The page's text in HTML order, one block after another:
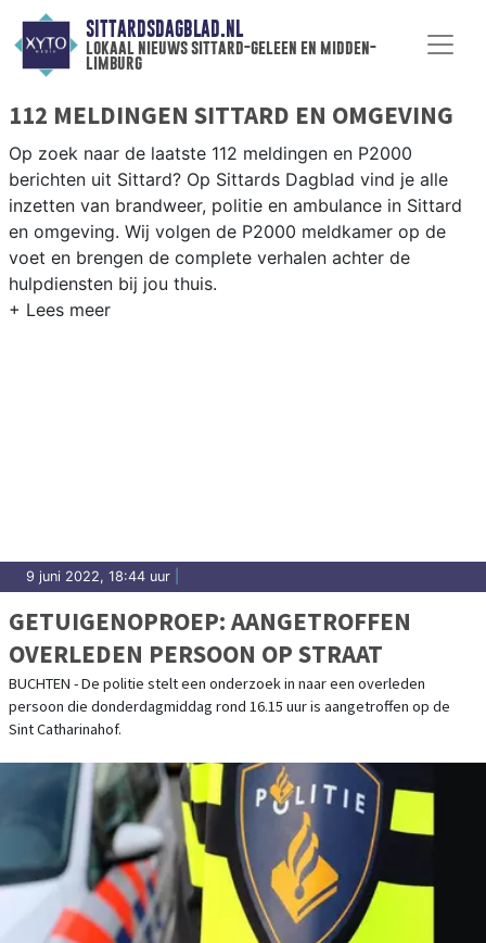
SITTARDSDAGBLAD.NL
lokaal nieuws sittard-geleen en midden-
limburg
112 MELDINGEN SITTARD EN OMGEVING
Op zoek naar de laatste 112 meldingen en P2000
berichten uit Sittard? Op Sittards Dagblad vind je alle
inzetten van brandweer, politie en ambulance in Sittard
en omgeving. Wij volgen de P2000 meldkamer op de
voet en brengen de complete verhalen achter de
hulpdiensten bij jou thuis.
9 juni 2022, 18:44 uur
GETUIGENOPROEP: AANGETROFFEN
OVERLEDEN PERSOON OP STRAAT
BUCHTEN - De politie stelt een onderzoek in naar een overleden
persoon die donderdagmiddag rond 16.15 uur is aangetroffen op de
Sint Catharinahof.